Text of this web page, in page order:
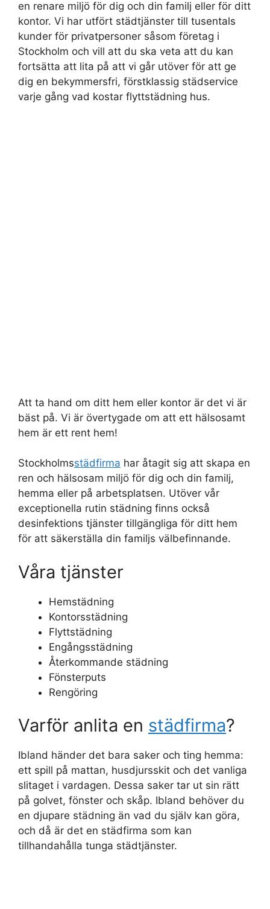
en renare miljö för dig och din familj eller för ditt
kontor. Vi har utfört städtjänster till tusentals
kunder för privatpersoner såsom företag i
Stockholm och vill att du ska veta att du kan
fortsätta att lita på att vi går utöver för att ge
dig en bekymmersfri, förstklassig städservice
varje gång vad kostar flyttstädning hus.
Att ta hand om ditt hem eller kontor är det vi är
bäst på. Vi är övertygade om att ett hälsosamt
hem är ett rent hem!
Stockholmsstädfirma har åtagit sig att skapa en
ren och hälsosam miljö för dig och din familj,
hemma eller på arbetsplatsen. Utöver vår
exceptionella rutin städning finns också
desinfektions tjänster tillgängliga för ditt hem
för att säkerställa din familjs välbefinnande.
Våra tjänster
Hemstädning
Kontorsstädning
Flyttstädning
Engångsstädning
Återkommande städning
Fönsterputs
Rengöring
Varför anlita en städfirma?
Ibland händer det bara saker och ting hemma:
ett spill på mattan, husdjursskit och det vanliga
slitaget i vardagen. Dessa saker tar ut sin rätt
på golvet, fönster och skåp. Ibland behöver du
en djupare städning än vad du själv kan göra,
och då är det en städfirma som kan
tillhandahålla tunga städtjänster.